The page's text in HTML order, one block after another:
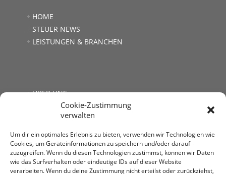
Cookie-Zustimmung
verwalten
Um dir ein optimales Erlebnis zu bieten, verwenden wir Technologien wie
Cookies, um Geräteinformationen zu speichern und/oder darauf
zuzugreifen. Wenn du diesen Technologien zustimmst, können wir Daten
wie das Surfverhalten oder eindeutige IDs auf dieser Website
verarbeiten. Wenn du deine Zustimmung nicht erteilst oder zurückziehst,
HOME
STEUER NEWS
LEISTUNGEN & BRANCHEN
ÜBER UNS
KONTAKT